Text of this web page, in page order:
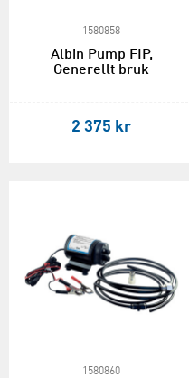
1580858
Albin Pump FIP,
Generellt bruk
2 375 kr
1580860